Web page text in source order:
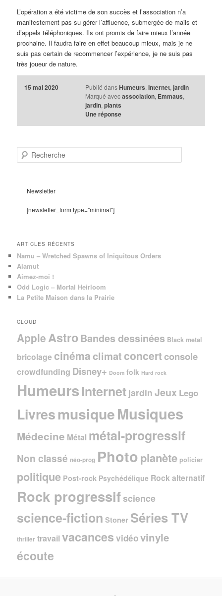
L’opération a été victime de son succès et l’association n’a
manifestement pas su gérer l’affluence, submergée de mails et
d’appels téléphoniques. Ils ont promis de faire mieux l’année
prochaine. Il faudra faire en effet beaucoup mieux, mais je ne
suis pas certain de recommencer l’expérience, je ne suis pas
très joueur de nature.
15 mai 2020 Publié dans Humeurs, Internet, jardin
Marqué avec association, Emmaus,
jardin, plants
Uneréponse
e
Newsletter
[newsletter_form type="minimal"]
ARTICLES RÉCENTS
Namu – Wretched Spawns of Iniquitous Orders
Alamut
Aimez-moi !
Odd Logic – Mortal Heirloom
La Petite Maison dans la Prairie
CLOUD
Apple AstroBandes dessinées Black metal
bricolage cinéma climat concertconsole
crowdfunding Disney+ Doom folk Hard rock
HumeursInternet jardin Jeux Lego
LivresmusiqueMusiques
Médecine Métal métal-progressif
Non classé néo-prog Photo planète policier
politique Post-rock Psychédélique Rock alternatif
Rock progressifscience
science-fiction Stoner Séries TV
thriller travail vacances vidéovinyle
écoute